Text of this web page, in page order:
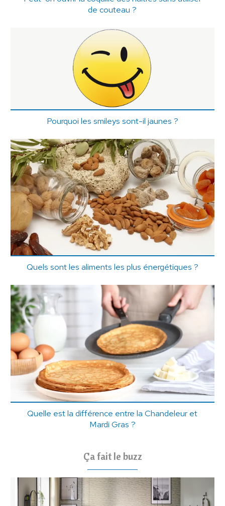
de couteau ?
Pourquoi les smileys sont-il jaunes ?
Quels sont les aliments les plus énergétiques ?
Quelle est la différence entre la Chandeleur et
Mardi Gras ?
Ça fait le buzz